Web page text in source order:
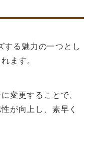
する魅力の一つとし
ます。
変更することで、
が向上し、素早く